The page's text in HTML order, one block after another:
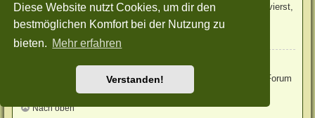
Diese Website nutzt Cookies, um dir den
bestmöglichen Komfort bei der Nutzung zu
bieten. Mehr erfahren
Verstanden!
benachrichtigen, sobald eine Antwort geschrieben wurde“ aktivierst,
wird das Thema ebenfalls für dich abonniert.
Nach oben
Wie kann ich ein Forum abonnieren?
Um ein Forum zu abonnieren, verwende im Forum den Link „Forum
abonnieren“, der sich meist am Ende der Seite befindet.
Nach oben